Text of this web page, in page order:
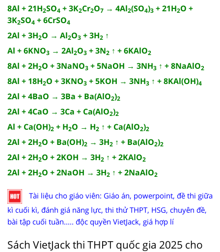
8Al + 21H2SO4 + 3K2Cr2O7 → 4Al2(SO4)3 + 21H2O +
3K2SO4 + 6CrSO4
2Al + 3H2O → Al2O3 + 3H2 ↑
Al + 6KNO3 → 2Al2O3 + 3N2 ↑ + 6KAlO2
8Al + 2H2O + 3NaNO3 + 5NaOH → 3NH3 ↑ + 8NaAlO2
8Al + 18H2O + 3KNO3 + 5KOH → 3NH3 ↑ + 8KAl(OH)4
2Al + 4BaO → 3Ba + Ba(AlO2)2
2Al + 4CaO → 3Ca + Ca(AlO2)2
Al + Ca(OH)2 + H2O → H2 ↑ + Ca(AlO2)2
2Al + 2H2O + Ba(OH)2 → 3H2 ↑ + Ba(AlO2)2
2Al + 2H2O + 2KOH → 3H2 ↑ + 2KAlO2
2Al + 2H2O + 2NaOH → 3H2 ↑ + 2NaAlO2
Tài liệu cho giáo viên: Giáo án, powerpoint, đề thi giữa
kì cuối kì, đánh giá năng lực, thi thử THPT, HSG, chuyên đề,
bài tập cuối tuần..... độc quyền VietJack, giá hợp lí
Sách VietJack thi THPT quốc gia 2025 cho